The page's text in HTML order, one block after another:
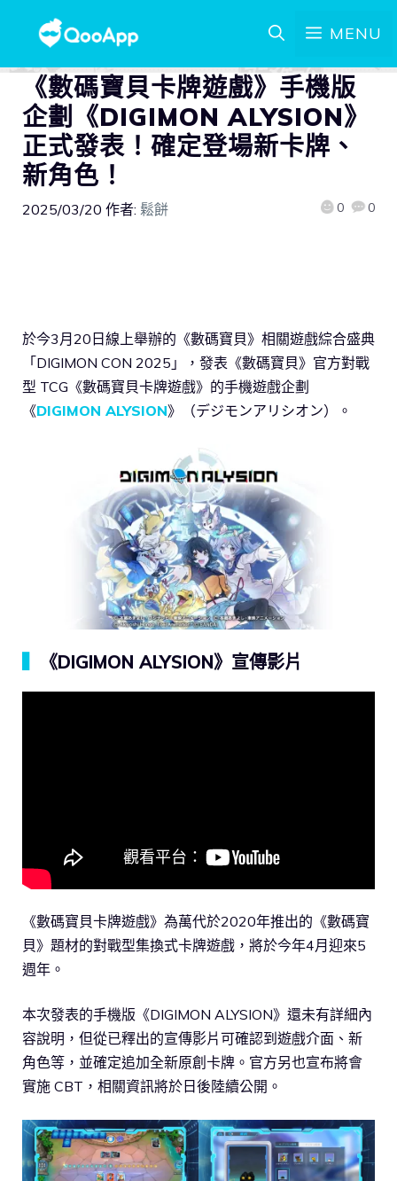
MENU
《數碼寶貝卡牌遊戲》手機版
企劃《DIGIMON ALYSION》
正式發表！確定登場新卡牌、
新角色！
2025/03/20 作者: 鬆餅 0 0
於今3月20日線上舉辦的《數碼寶貝》相關遊戲綜合盛典
「DIGIMON CON 2025」，發表《數碼寶貝》官方對戰
型 TCG《數碼寶貝卡牌遊戲》的手機遊戲企劃
《DIGIMON ALYSION》（デジモンアリシオン）。
《DIGIMON ALYSION》宣傳影片
《數碼寶貝卡牌遊戲》為萬代於2020年推出的《數碼寶
貝》題材的對戰型集換式卡牌遊戲，將於今年4月迎來5
週年。
本次發表的手機版《DIGIMON ALYSION》還未有詳細內
容說明，但從已釋出的宣傳影片可確認到遊戲介面、新
角色等，並確定追加全新原創卡牌。官方另也宣布將會
實施 CBT，相關資訊將於日後陸續公開。